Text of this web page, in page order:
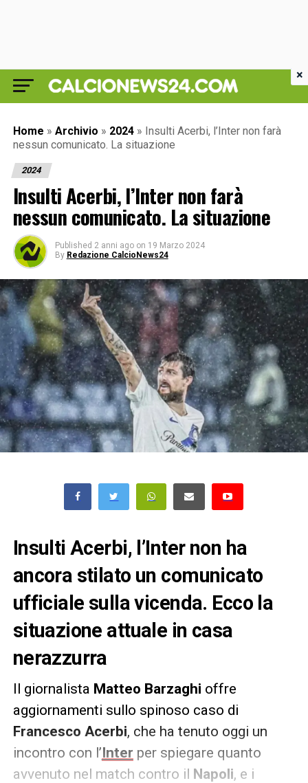
Home » Archivio » 2024 » Insulti Acerbi, l’Inter non farà
nessun comunicato. La situazione
2024
Insulti Acerbi, l’Inter non farà
nessun comunicato. La situazione
Published 2 anni ago on 19 Marzo 2024
By Redazione CalcioNews24
Insulti Acerbi, l’Inter non ha
ancora stilato un comunicato
ufficiale sulla vicenda. Ecco la
situazione attuale in casa
nerazzurra
Il giornalista Matteo Barzaghi offre
aggiornamenti sullo spinoso caso di
Francesco Acerbi, che ha tenuto oggi un
incontro con l’Inter per spiegare quanto
avvenuto nel match contro il Napoli, e i
×